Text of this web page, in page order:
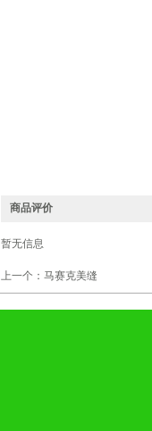
商品评价
暂无信息
上一个：马赛克美缝